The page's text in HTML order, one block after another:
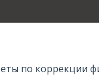
по коррекции